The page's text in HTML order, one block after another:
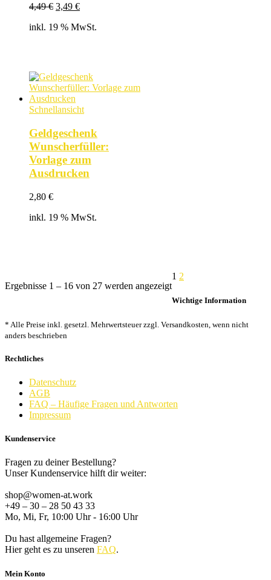
4,49€ Ursprünglicher
war:
3,49 €Aktueller
ist:
inkl. 19 % MwSt.
Schnellansicht
Geldgeschenk
Wunscherfüller:
Vorlage zum
Ausdrucken
2,80 €
inkl. 19 % MwSt.
Ergebnisse 1 – 16 von 27 werden angezeigtNach
Beliebtheit
sortiert
1 2
Wichtige Information
* Alle Preise inkl. gesetzl. Mehrwertsteuer zzgl. Versandkosten, wenn nicht
anders beschrieben
Rechtliches
Datenschutz
AGB
FAQ – Häufige Fragen und Antworten
Impressum
Kundenservice
Fragen zu deiner Bestellung?
Unser Kundenservice hilft dir weiter:
shop@women-at.work
+49 – 30 – 28 50 43 33
Mo, Mi, Fr, 10:00 Uhr - 16:00 Uhr
Du hast allgemeine Fragen?
Hier geht es zu unseren FAQ.
Mein Konto